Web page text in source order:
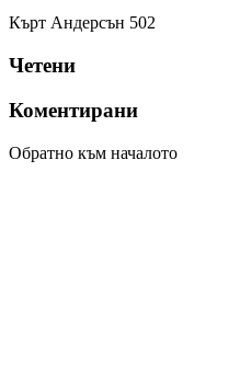
Кърт Андерсън 502
Четени
Коментирани
Обратно към началото